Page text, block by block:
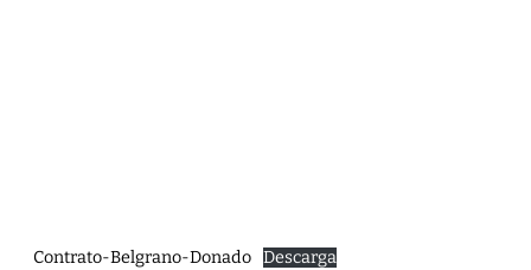
Contrato-Belgrano-Donado Descarga